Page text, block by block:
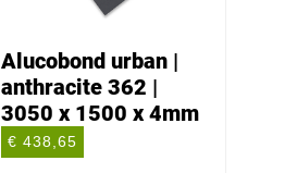
Alucobond urban |
anthracite 362 |
3050 x 1500 x 4mm
€ 438,65